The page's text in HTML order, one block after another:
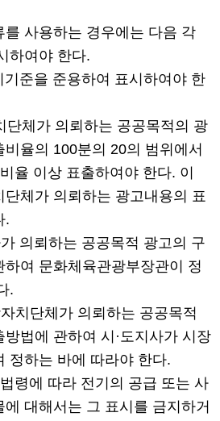
사용하는 경우에는 다음 각
하여야 한다.
준을 준용하여 표시하여야 한
단체가 의뢰하는 공공목적의 광
율의 100분의 20의 범위에서
율 이상 표출하여야 한다. 이
체가 의뢰하는 광고내용의 표
.
의뢰하는 공공목적 광고의 구
여 문화체육관광부장관이 정
.
치단체가 의뢰하는 공공목적
법에 관하여 시·도지사가 시장
정하는 바에 따라야 한다.
령에 따라 전기의 공급 또는 사
대해서는 그 표시를 금지하거